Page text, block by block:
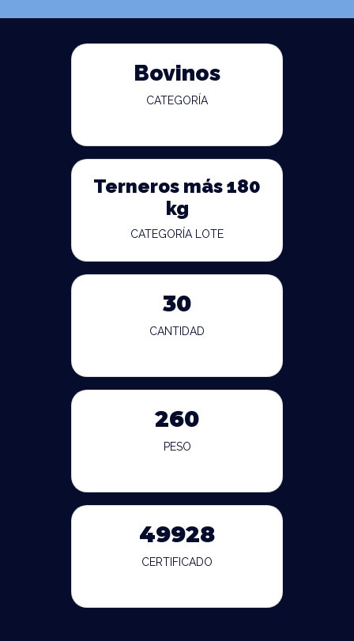
Bovinos
CATEGORÍA
Terneros más 180
kg
CATEGORÍA LOTE
30
CANTIDAD
260
PESO
49928
CERTIFICADO